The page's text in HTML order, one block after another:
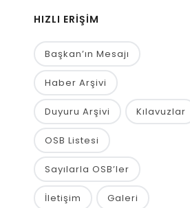
HIZLI ERİŞİM
Başkan’ın Mesajı
Haber Arşivi
Duyuru Arşivi Kılavuzlar
OSB Listesi
Sayılarla OSB’ler
İletişim Galeri